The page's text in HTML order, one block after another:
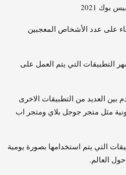
بوك 2021
على عدد الأشخاص المعجبين
التطبيقات التي يتم العمل على
بين العديد من التطبيقات الاخرى
مثل متجر جوجل بلاي ومتجر اب
التي يتم استخدامها بصورة يومية
العالم.